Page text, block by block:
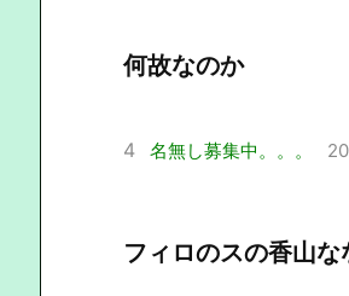
何故なのか
4 名無し募集中。。。
フィロのスの香山